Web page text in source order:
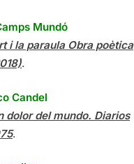
Mundó
i la paraula Obra poètica
.
Candel
dolor del mundo. Diarios
.